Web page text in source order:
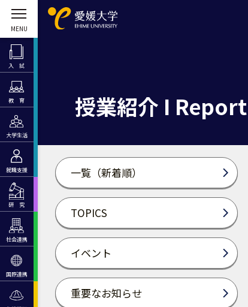
入 試
教 育
大学生活
就職支援
研 究
社会連携
国際連携
授業紹介 I Report
一覧（新着順）
TOPICS
イベント
重要なお知らせ